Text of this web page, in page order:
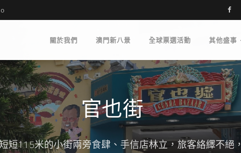
關於我們 澳門新八景 全球票選活動 其他盛事
官也街
短115米的小街兩旁食肆、手信店林立，旅客絡繹不絕